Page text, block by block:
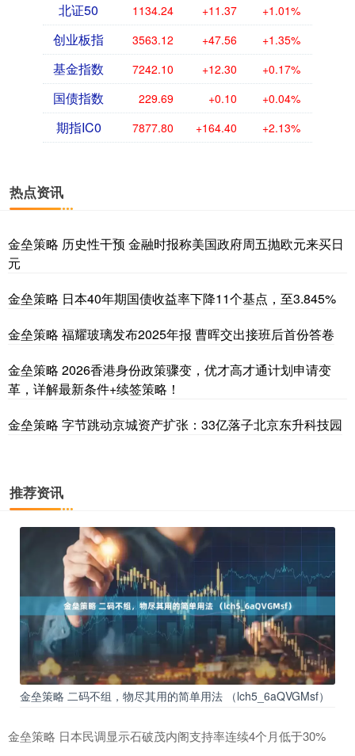
北证50 1134.24 +11.37 +1.01%
创业板指 3563.12 +47.56 +1.35%
基金指数 7242.10 +12.30 +0.17%
国债指数 229.69 +0.10 +0.04%
期指IC0 7877.80 +164.40 +2.13%
热点资讯
金垒策略 历史性干预 金融时报称美国政府周五抛欧元来买日
元
金垒策略 日本40年期国债收益率下降11个基点，至3.845%
金垒策略 福耀玻璃发布2025年报 曹晖交出接班后首份答卷
金垒策略 2026香港身份政策骤变，优才高才通计划申请变
革，详解最新条件+续签策略！
金垒策略 字节跳动京城资产扩张：33亿落子北京东升科技园
推荐资讯
金垒策略 二码不组，物尽其用的简单用法 （lch5_6aQVGMsf）
金垒策略 日本民调显示石破茂内阁支持率连续4个月低于30%